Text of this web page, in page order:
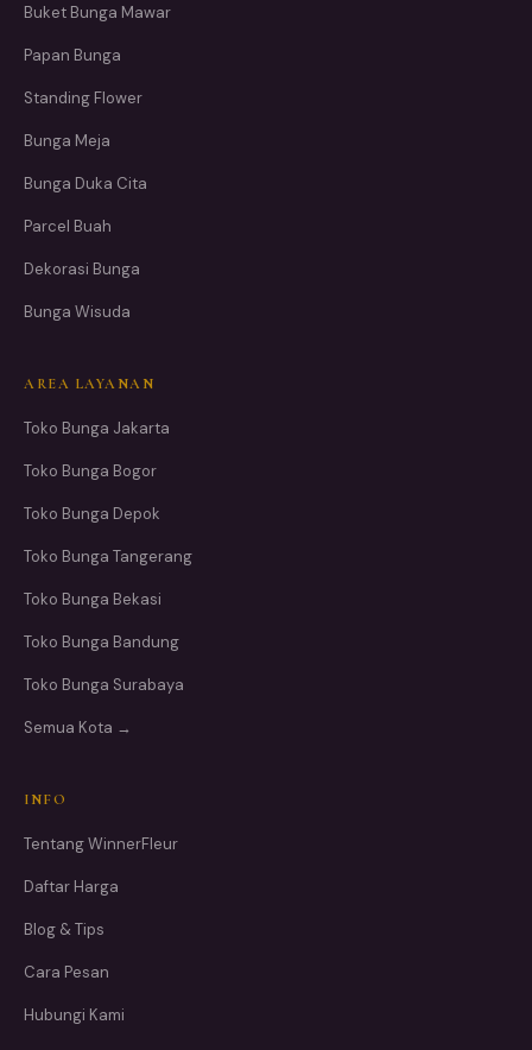
Buket Bunga Mawar
Papan Bunga
Standing Flower
Bunga Meja
Bunga Duka Cita
Parcel Buah
Dekorasi Bunga
Bunga Wisuda
AREA LAYANAN
Toko Bunga Jakarta
Toko Bunga Bogor
Toko Bunga Depok
Toko Bunga Tangerang
Toko Bunga Bekasi
Toko Bunga Bandung
Toko Bunga Surabaya
Semua Kota →
INFO
Tentang WinnerFleur
Daftar Harga
Blog & Tips
Cara Pesan
Hubungi Kami